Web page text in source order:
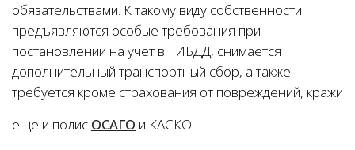
обязательствами. К такому виду собственности
предъявляются особые требования при
постановлении на учет в ГИБДД, снимается
дополнительный транспортный сбор, а также
требуется кроме страхования от повреждений, кражи
еще и полис ОСАГО и КАСКО.